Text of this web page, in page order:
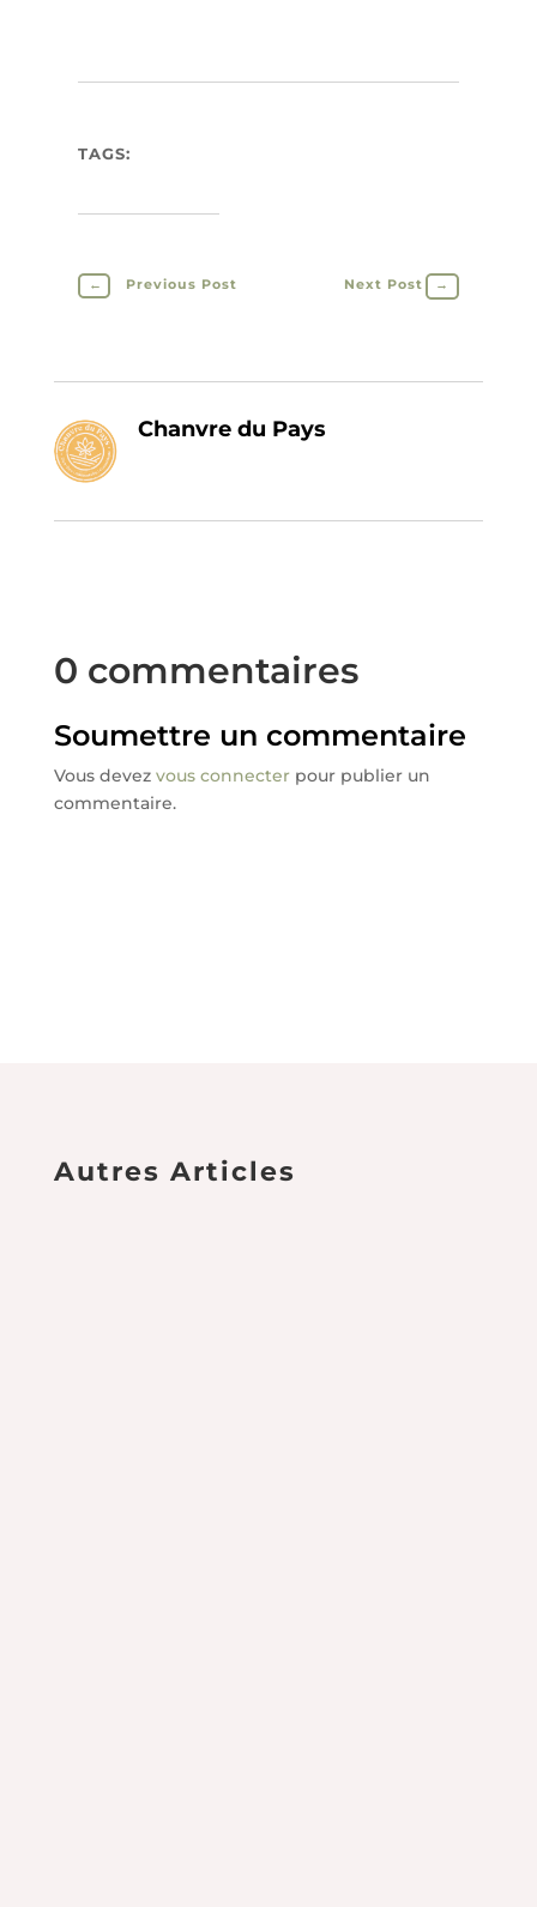
TAGS:
← Previous Post Next Post →
Chanvre du Pays
0 commentaires
Soumettre un commentaire
Vous devez vous connecterpour publier un
commentaire.
Autres Articles